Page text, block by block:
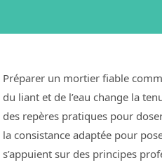
Préparer un mortier fiable
du liant et de l’eau change la
des repères pratiques pour
la consistance adaptée pour
s’appuient sur des principes